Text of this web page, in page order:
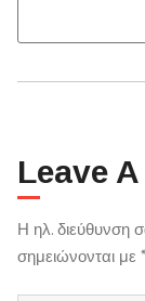
Leave
Η ηλ. διεύθυνση
σημειώνονται με *